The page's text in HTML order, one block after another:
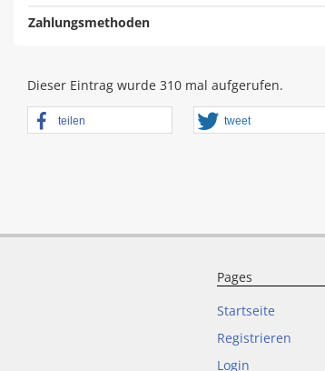
Zahlungsmethoden
Dieser Eintrag wurde 310 mal aufgerufen.
teilen tweet
Pages
Startseite
Registrieren
Login